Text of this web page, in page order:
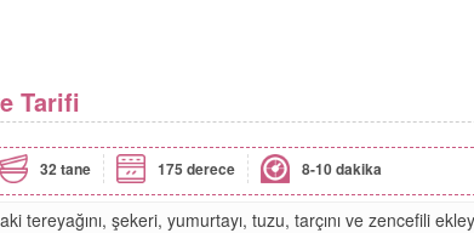
Tarifi
32 tane 175 derece 8-10 dakika
tereyağını, şekeri, yumurtayı, tuzu, tarçını ve zencefili